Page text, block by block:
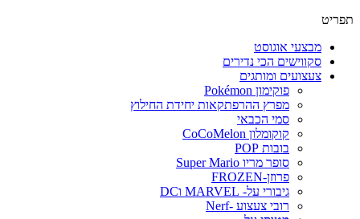
תפריט
מבצעי אוגוסט
סקווישים הכי נדירים
צעצועים ומותגים
פוקימון Pokémon
מפרץ ההרפתקאות יחידת החילוץ
סמי הכבאי
קוקומלון CoCoMelon
בובות POP
סופר מריו Super Mario
פרוזן-FROZEN
גיבורי על- MARVEL וDC
רובי צעצוע -Nerf